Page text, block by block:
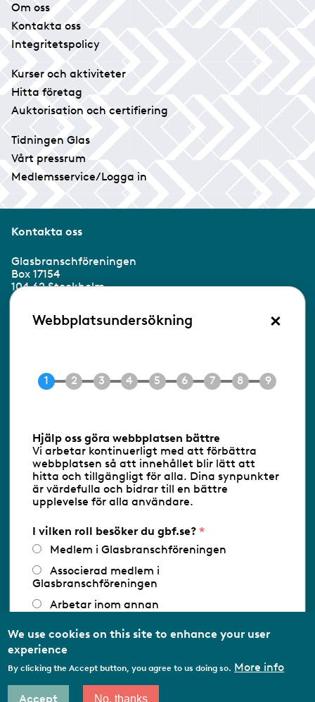
Om oss
Kontakta oss
Integritetspolicy
Kurser och aktiviteter
Hitta företag
Auktorisation och certifiering
Tidningen Glas
Vårt pressrum
Medlemsservice/Logga in
Kontakta oss
Glasbranschföreningen
Box 17154
104 62 Stockholm
Besöksadress:
Ringvägen 100
E-post info@gbf.se
Följ oss via RSS
Databasens namn:www.gbf.se-
Glasbranschföreningen AB - Ansvarig
utgivare: Sofia Wahlgren
Webbplatsundersökning ×
Hjälp oss göra webbplatsen bättre
Vi arbetar kontinuerligt med att förbättra
webbplatsen så att innehållet blir lätt att
hitta och tillgängligt för alla. Dina synpunkter
är värdefulla och bidrar till en bättre
upplevelse för alla användare.
I vilken roll besöker du gbf.se?
Medlem i Glasbranschföreningen
Associerad medlem i
Glasbranschföreningen
Arbetar inom annan
Utbildningsaktör
We use cookies on this site to enhance your user
experience
By clicking the Accept button, you agree to us doing so. More info
Accept No, thanks